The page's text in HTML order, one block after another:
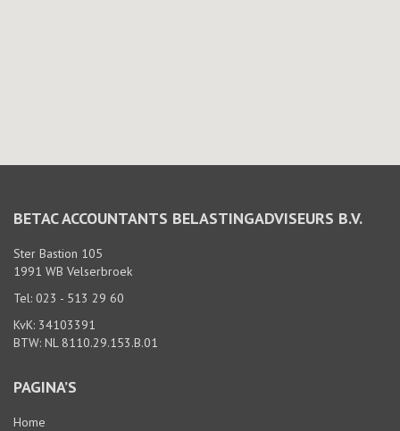
BETAC ACCOUNTANTS BELASTINGADVISEURS B.V.
Ster Bastion 105
1991 WB Velserbroek
Tel: 023 - 513 29 60
KvK: 34103391
BTW: NL 8110.29.153.B.01
PAGINA’S
Home